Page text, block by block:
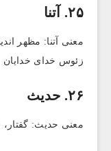
۲۵. آتنا
معنی آتنا: مظهر
زئوس خدای خدایان
۲۶. حدیث
معنی حدیث: